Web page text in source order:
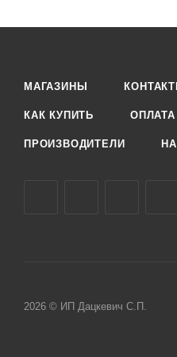
МАГАЗИНЫ
КАК КУПИТЬ
ПРОИЗВОДИТЕЛИ
2026 © ИП Дацкевич С.П.